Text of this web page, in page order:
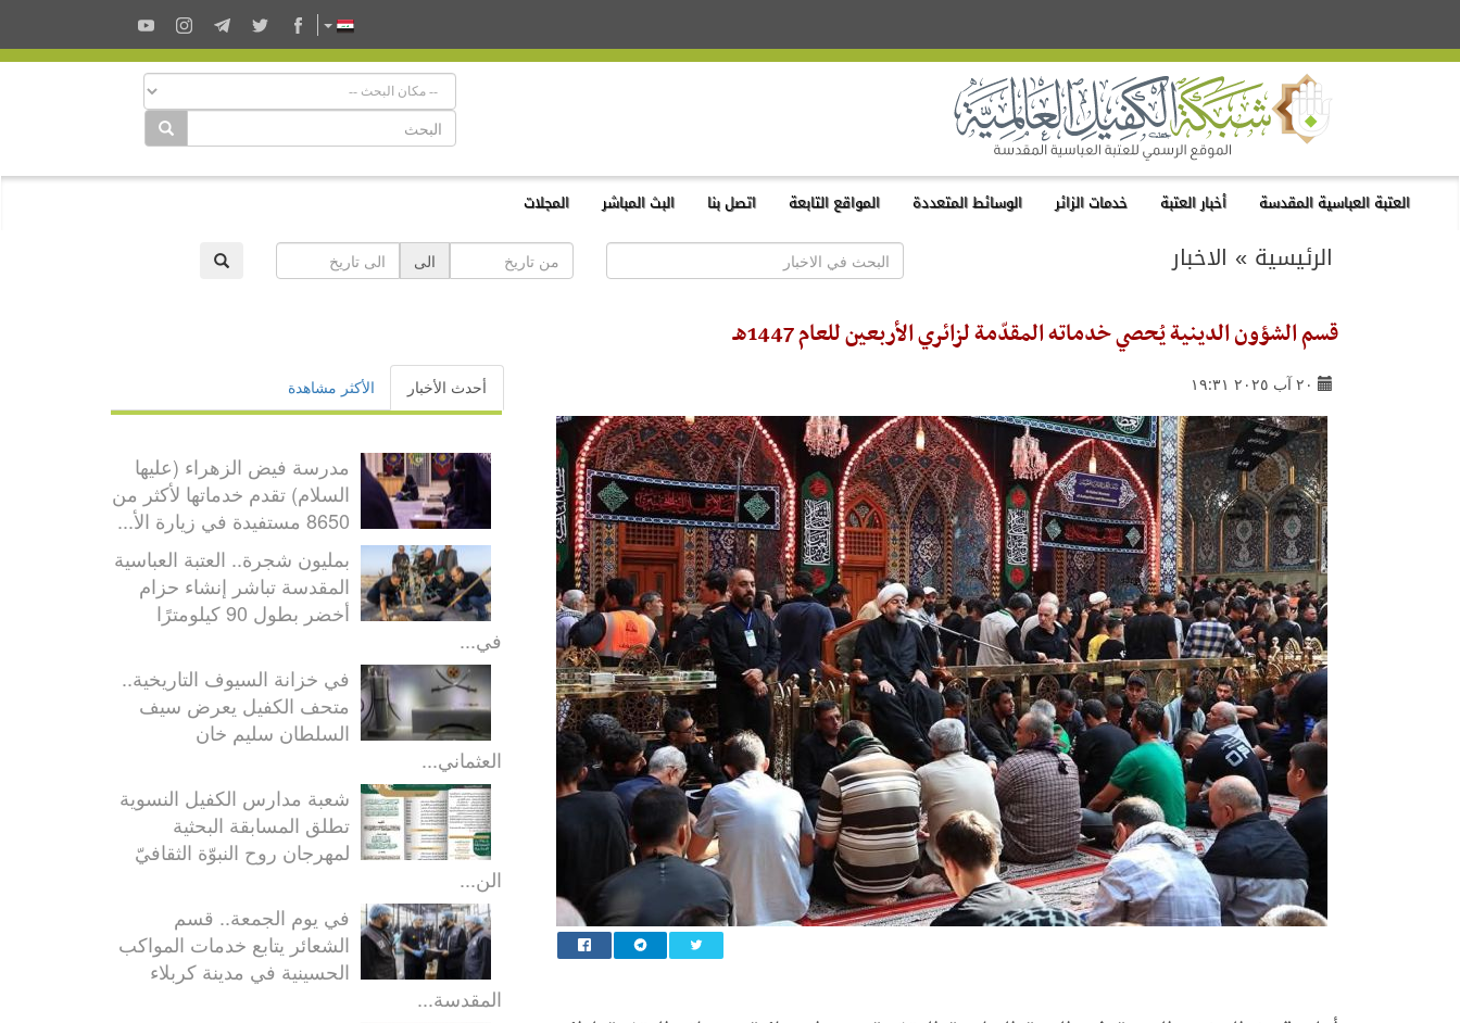
العتبة العباسية المقدسة أخبار العتبة خدمات الزائر الوسائط المتعددة المواقع التابعة اتصل بنا البث المباشر المجلات
الرئيسية » الاخبار الى
قسم الشؤون الدينية يُحصي خدماته المقدّمة لزائري الأربعين للعام 1447هـ
٢٠ آب ٢٠٢٥ ١٩:٣١ أحدث الأخبار الأكثر مشاهدة
مدرسة فيض الزهراء (عليها
السلام) تقدم خدماتها لأكثر من
8650 مستفيدة في زيارة الأ...
بمليون شجرة.. العتبة العباسية
المقدسة تباشر إنشاء حزام
أخضر بطول 90 كيلومترًا
في...
في خزانة السيوف التاريخية..
متحف الكفيل يعرض سيف
السلطان سليم خان
العثماني...
شعبة مدارس الكفيل النسوية
تطلق المسابقة البحثية
لمهرجان روح النبوّة الثقافيّ
الن...
في يوم الجمعة.. قسم
الشعائر يتابع خدمات المواكب
الحسينية في مدينة كربلاء
المقدسة...